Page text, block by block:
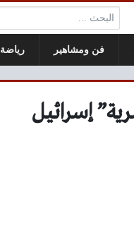
البحث:
فن ومشاهير رياضة
إسرائيل